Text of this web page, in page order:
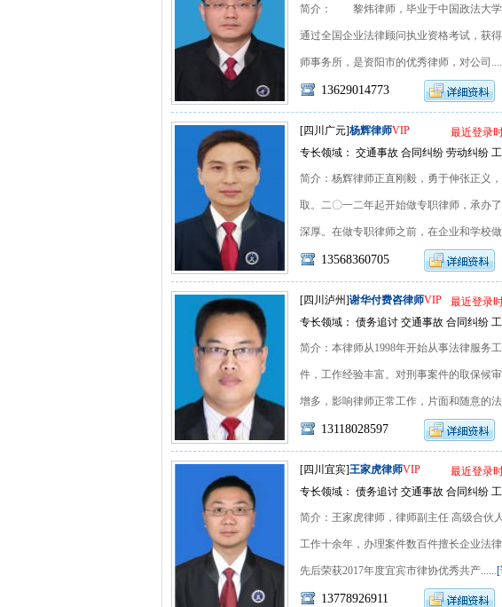
简介： 黎炜律师，毕业于中国政法大学
通过全国企业法律顾问执业资格考试，
师事务所，是资阳市的优秀律师，对公司
13629014773
[四川广元]杨辉律师VIP 最近登录
专长领域： 交通事故 合同纠纷 劳动纠纷
简介：杨辉律师正直刚毅，勇于伸张正义
取。二〇一二年起开始做专职律师，承办
深厚。在做专职律师之前，在企业和学校做
13568360705
[四川泸州]谢华付费咨律师VIP 最近登录
专长领域： 债务追讨 交通事故 合同纠纷
简介：本律师从1998年开始从事法律服务
件，工作经验丰富。对刑事案件的取保候
增多，影响律师正常工作，片面和随意的法
13118028597
[四川宜宾]王家虎律师VIP 最近登录
专长领域： 债务追讨 交通事故 合同纠纷
简介：王家虎律师，律师副主任 高级合伙
工作十余年，办理案件数百件擅长企业法
先后荣获2017年度宜宾市律协优秀共产......
13778926911